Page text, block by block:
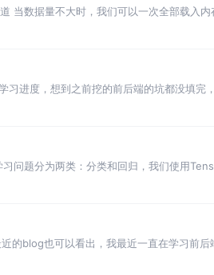
当数据量不大时，我们可以一次全部载入
习进度，想到之前挖的前后端的坑都没填
问题分为两类：分类和回归，我们使用
的blog也可以看出，我最近一直在学习前